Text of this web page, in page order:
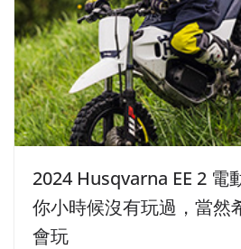
2024 Husqvarna EE 2 電
你小時候沒有玩過，當然
會玩